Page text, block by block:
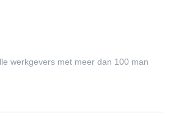
werkgevers met meer dan 100 man